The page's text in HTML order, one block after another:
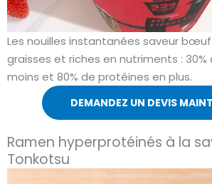
Les nouilles instantanées saveur
graisses et riches en nutriments : 30%
moins et 80% de protéines en plus.
DEMANDEZ UN DEVIS
Ramen hyperprotéinés à la
Tonkotsu